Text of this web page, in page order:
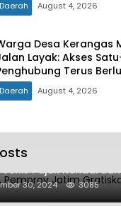
KORUPSI
Daerah August 4, 2026
Desa Kerangas
Layak: Akses
Terus
Ekonomi
Daerah August 4, 2026
Ke-79, Pemprov
Jenis Pajak Kendaraan
30, 2024 3085